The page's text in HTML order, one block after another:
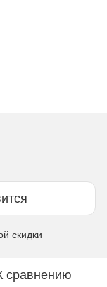
скидки
сравнению